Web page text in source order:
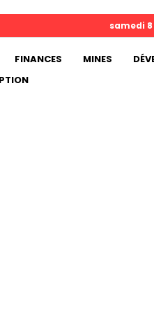
samedi
FINANCES MINES